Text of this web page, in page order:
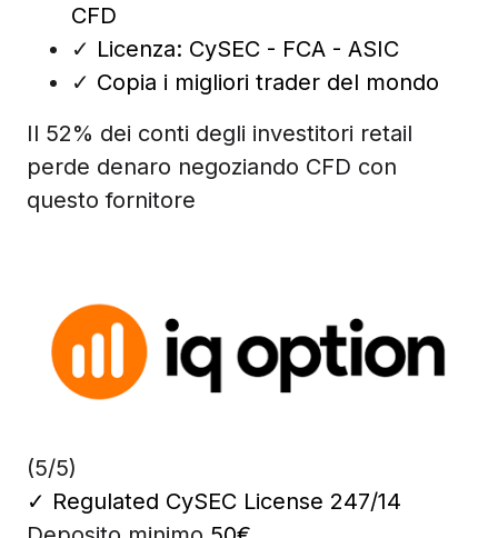
CFD
✓ Licenza: CySEC - FCA - ASIC
✓ Copia i migliori trader del mondo
Il 52% dei conti degli investitori retail
perde denaro negoziando CFD con
questo fornitore
(5/5)
✓ Regulated CySEC License 247/14